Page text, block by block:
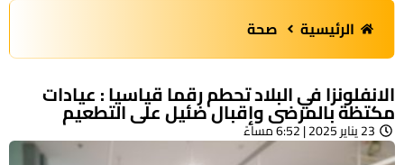
الرئيسية صحة
الانفلونزا في البلاد تحطم رقما قياسيا : عيادات
مكتظة بالمرضى وإقبال ضئيل على التطعيم
23 يناير 2025 | 6:52 مساءً